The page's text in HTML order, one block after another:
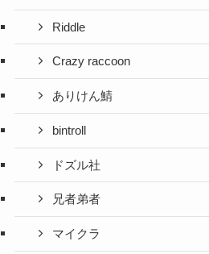
Riddle
Crazy raccoon
ありけん鯖
bintroll
ドズル社
兄者弟者
マイクラ